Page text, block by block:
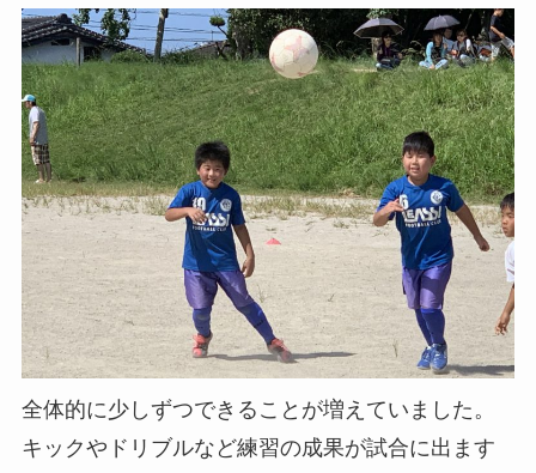
全体的に少しずつできることが増えていました。
キックやドリブルなど練習の成果が試合に出ます